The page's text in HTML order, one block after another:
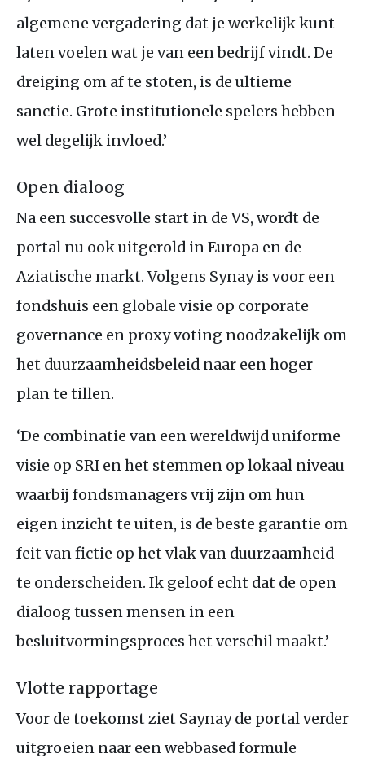
algemene vergadering dat je werkelijk kunt
laten voelen wat je van een bedrijf vindt. De
dreiging om af te stoten, is de ultieme
sanctie. Grote institutionele spelers hebben
wel degelijk invloed.’
Open dialoog
Na een succesvolle start in deVS, wordt de
portal nu ook uitgerold in Europa en de
Aziatische markt. Volgens Synay is voor een
fondshuis een globale visie op corporate
governance en proxy voting noodzakelijk om
het duurzaamheidsbeleid naar een hoger
plan te tillen.
‘De combinatie van een wereldwijd uniforme
visie op SRI en het stemmen op lokaal niveau
waarbij fondsmanagers vrij zijn om hun
eigen inzicht te uiten, is de beste garantie om
feit van fictie op het vlak van duurzaamheid
te onderscheiden. Ik geloof echt dat de open
dialoog tussen mensen in een
besluitvormingsproces het verschil maakt.’
Vlotte rapportage
Voor de toekomst ziet Saynay de portal verder
uitgroeien naar een webbased formule